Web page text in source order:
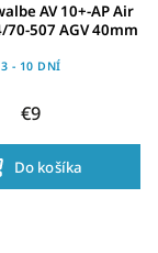
AV 10+-AP Air
70-507 AGV 40mm
3 - 10 DNÍ
€9
Do košíka